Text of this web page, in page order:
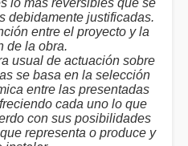
lo más reversibles que se
debidamente justificadas.
entre el proyecto y la
de la obra.
usual de actuación sobre
se basa en la selección
entre las presentadas
cada uno lo que
con sus posibilidades
representa o produce y